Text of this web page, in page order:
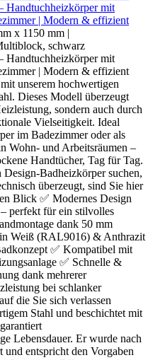
Handtuchheizkörper mit
| Modern & effizient
x 1150 mm |
schwarz
Handtuchheizkörper mit
| Modern & effizient
unserem hochwertigen
Dieses Modell überzeugt
sondern auch durch
Vielseitigkeit. Ideal
im Badezimmer oder als
Wohn- und Arbeitsräumen –
Handtücher, Tag für Tag.
Badheizkörper suchen,
überzeugt, sind Sie hier
Blick ✅ Modernes Design
perfekt für ein stilvolles
dank 50 mm
Weiß (RAL9016) & Anthrazit
✅ Kompatibel mit
✅ Schnelle &
dank mehrerer
bei schlanker
die Sie sich verlassen
Stahl und beschichtet mit
Lebensdauer. Er wurde nach
entspricht den Vorgaben